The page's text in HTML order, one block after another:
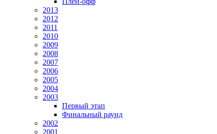
2013
2012
2011
2010
2009
2008
2007
2006
2005
2004
2003
Первый этап
Финальный раунд
2002
2001